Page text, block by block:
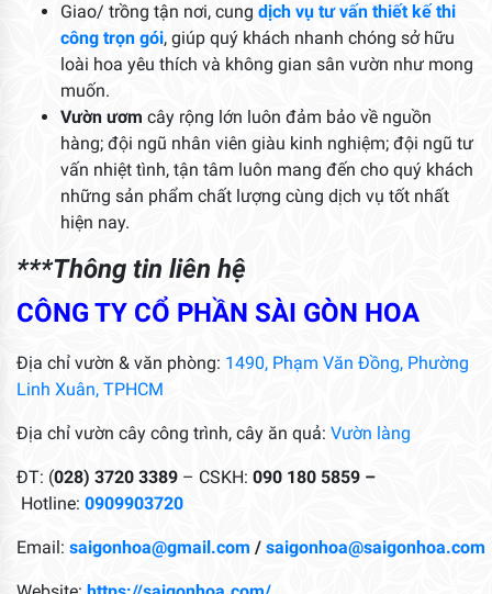
Giao/ trồng tận nơi, cung dịch vụ tư vấn thiết kế thi
công trọn gói, giúp quý khách nhanh chóng sở hữu
loài hoa yêu thích và không gian sân vườn như mong
muốn.
Vườn ươm cây rộng lớn luôn đảm bảo về nguồn
hàng; đội ngũ nhân viên giàu kinh nghiệm; đội ngũ tư
vấn nhiệt tình, tận tâm luôn mang đến cho quý khách
những sản phẩm chất lượng cùng dịch vụ tốt nhất
hiện nay.
***Thông tin liên hệ
CÔNG TY CỔ PHẦN SÀI GÒN HOA
Địa chỉ vườn & văn phòng: 1490, Phạm Văn Đồng, Phường
Linh Xuân, TPHCM
Địa chỉ vườn cây công trình, cây ăn quả: Vườn làng
ĐT: (028) 3720 3389 – CSKH: 090 180 5859 –
Hotline: 0909903720
Email: saigonhoa@gmail.com / saigonhoa@saigonhoa.com